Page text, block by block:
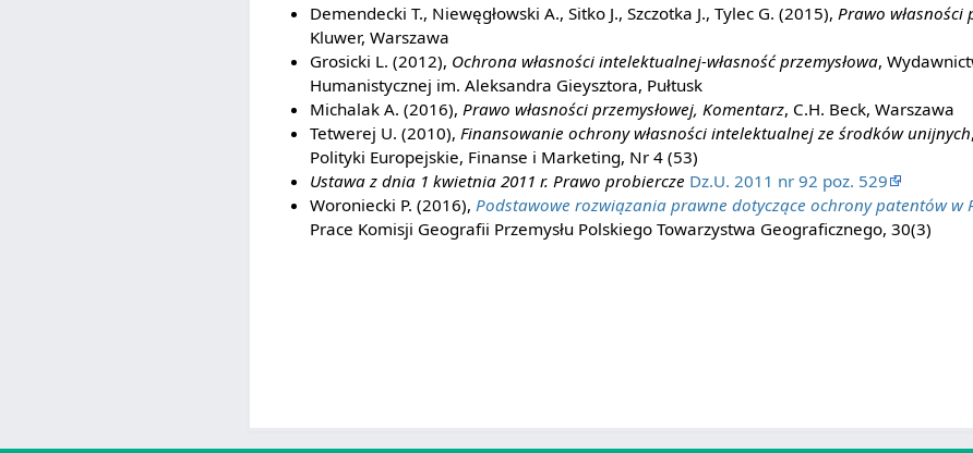
Demendecki T., Niewęgłowski A., Sitko J., Szczotka J., Tylec G. (2015), Prawo własności
Kluwer, Warszawa
Grosicki L. (2012), Ochrona własności intelektualnej-własność przemysłowa,
Humanistycznej im. Aleksandra Gieysztora, Pułtusk
Michalak A. (2016), Prawo własności przemysłowej, Komentarz, C.H. Beck, Warszawa
Tetwerej U. (2010), Finansowanie ochrony własności intelektualnej ze środków unijnych
Polityki Europejskie, Finanse i Marketing, Nr 4 (53)
Ustawa z dnia 1 kwietnia 2011 r. Prawo probiercze Dz.U. 2011 nr 92 poz. 529
Woroniecki P. (2016), Podstawowe rozwiązania prawne dotyczące ochrony patentów w
Prace Komisji Geografii Przemysłu Polskiego Towarzystwa Geograficznego, 30(3)